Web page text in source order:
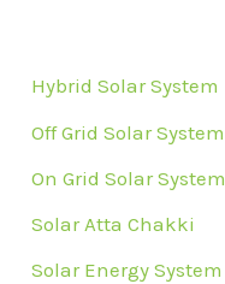
Hybrid Solar System
Off Grid Solar System
On Grid Solar System
Solar Atta Chakki
Solar Energy System